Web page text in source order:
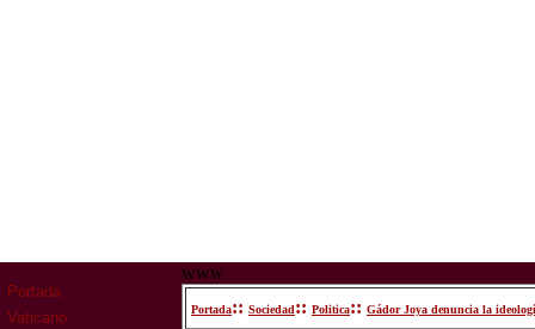
Portada
Vaticano
www
Portada:: Sociedad:: Politica:: Gádor Joya denuncia la